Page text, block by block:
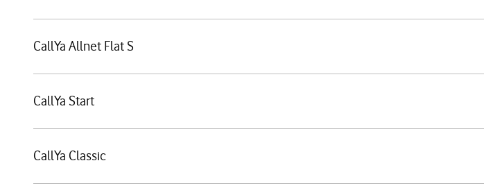
CallYa Allnet Flat S
CallYa Start
CallYa Classic